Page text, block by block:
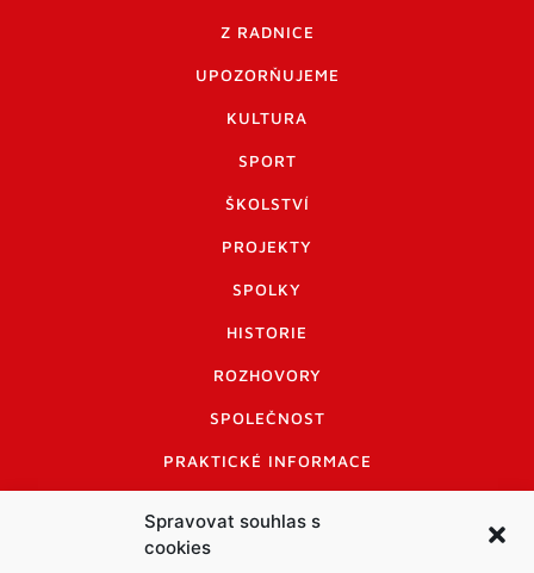
Spravovat souhlas s
cookies
Z RADNICE
UPOZORŇUJEME
KULTURA
SPORT
ŠKOLSTVÍ
PROJEKTY
SPOLKY
HISTORIE
ROZHOVORY
SPOLEČNOST
PRAKTICKÉ INFORMACE
INFORMACE A KODEX DISKUTUJÍCÍCH